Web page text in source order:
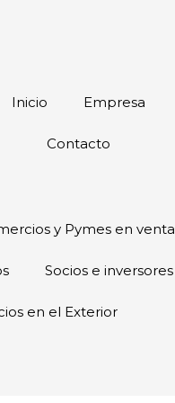
Inicio Empresa
Contacto
y Pymes en venta
Socios e inversores
en el Exterior